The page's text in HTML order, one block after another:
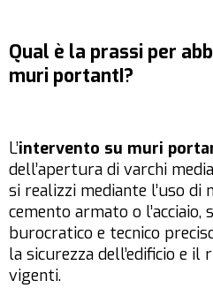
Qual è la prassi per
muri portantI?
L’intervento su muri
dell’apertura di varchi
si realizzi mediante l’uso di
cemento armato o l’acciaio,
burocratico e tecnico
la sicurezza dell’edificio e
vigenti.